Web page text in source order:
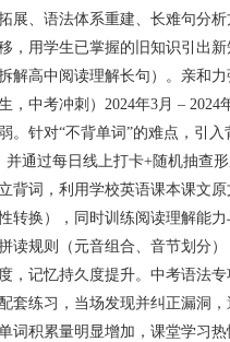
展、语法体系重建、长难句分
，用学生已掌握的旧知识引出
解高中阅读理解长句）。亲和
，中考冲刺）2024年3月 –
。针对“不背单词”的难点，引
并通过每日线上打卡+随机抽查
背词，利用学校英语课本课文
转换），同时训练阅读理解能
读规则（元音组合、音节划分
，记忆持久度提升。中考语法
套练习，当场发现并纠正漏洞
词积累量明显增加，课堂学习